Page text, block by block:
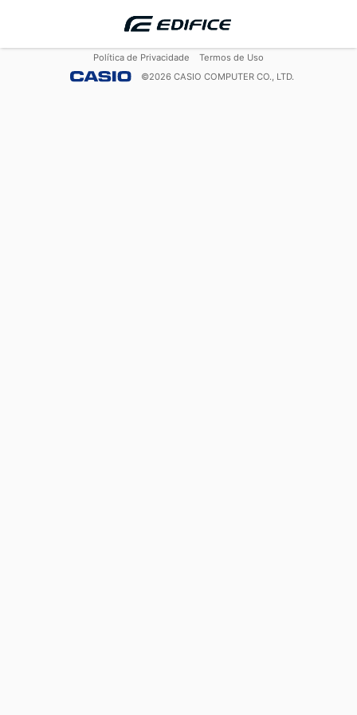
Política de Privacidade
Termos de Uso
©2026 CASIO COMPUTER CO., LTD.